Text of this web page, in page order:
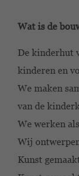
Wat is de
De kinderhut
kinderen en
We maken
van de
We werken
Wij
Kunst